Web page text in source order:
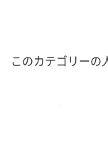
このカテゴリーの